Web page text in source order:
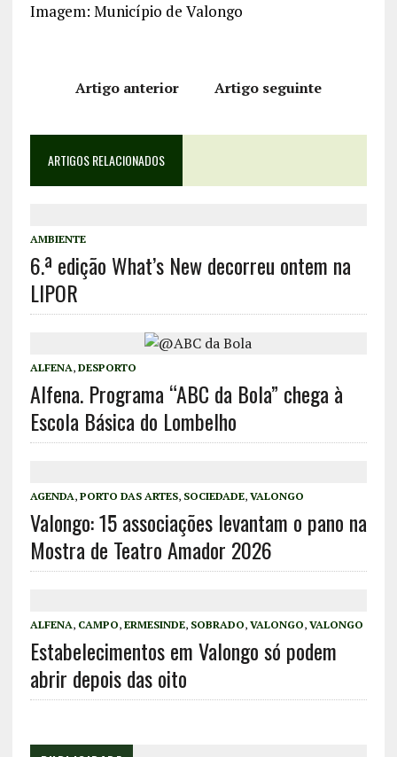
Imagem: Município de Valongo
Artigo anterior Artigo seguinte
ARTIGOS RELACIONADOS
AMBIENTE
6.ª edição What’s New decorreu ontem na
LIPOR
ALFENA, DESPORTO
Alfena. Programa “ABC da Bola” chega à
Escola Básica do Lombelho
AGENDA, PORTO DAS ARTES, SOCIEDADE, VALONGO
Valongo: 15 associações levantam o pano na
Mostra de Teatro Amador 2026
ALFENA, CAMPO, ERMESINDE, SOBRADO, VALONGO, VALONGO
Estabelecimentos em Valongo só podem
abrir depois das oito